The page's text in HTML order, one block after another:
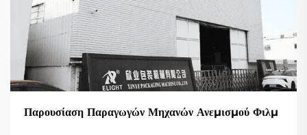
Παρουσίαση Παραγωγών Μηχανών Ανεμισμού Φιλμ